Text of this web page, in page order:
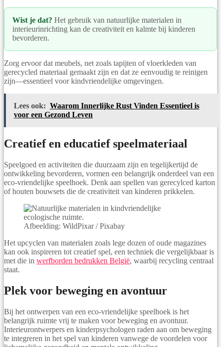
Wist je dat? Het gebruik van natuurlijke materialen in
interieurinrichting kan de creativiteit en kalmte bij kinderen
bevorderen.
Zorg ervoor dat meubels, net zoals tapijten of vloerkleden van
gerecycled materiaal gemaakt zijn en dat ze eenvoudig te reinigen
zijn—essentieel voor kindvriendelijke omgevingen.
Lees ook: Waarom Innerlijke Rust Vinden Essentieel is
voor een Gezond Leven
Creatief en educatief speelmateriaal
Speelgoed en activiteiten die duurzaam zijn en tegelijkertijd de
ontwikkeling bevorderen, vormen een belangrijk onderdeel van een
eco-vriendelijke speelhoek. Denk aan spellen van gerecylced karton
of houten bouwsets die de creativiteit van kinderen prikkelen.
Afbeelding: WildPixar / Pixabay
Het upcyclen van materialen zoals lege dozen of oude magazines
kan ook inspireren tot creatief spel, een techniek die vergelijkbaar is
met die in werfborden bedrukken België, waarbij recycling centraal
staat.
Plek voor beweging en avontuur
Bij het ontwerpen van een eco-vriendelijke speelhoek is het
belangrijk ruimte vrij te maken voor beweging en avontuur.
Interieurontwerpers en kinderpsychologen raden aan om beweging
te integreren in het spel van kinderen vanwege de voordelen voor